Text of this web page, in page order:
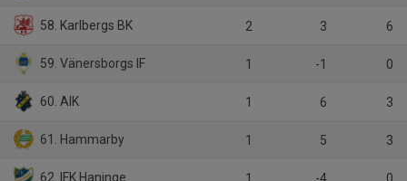
58. Karlbergs BK 2 3 6
59. Vänersborgs IF 1 -1 0
60. AIK 1 6 3
61. Hammarby 1 5 3
62. IFK Haninge